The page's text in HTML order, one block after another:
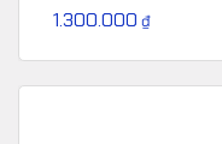
1.300.000 ₫